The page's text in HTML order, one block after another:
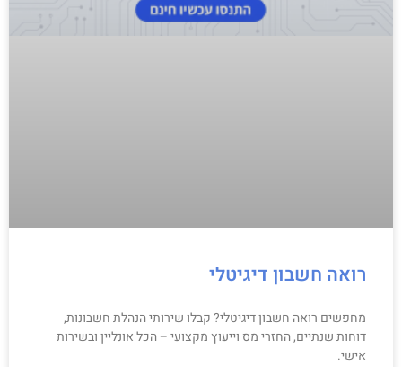
רואה חשבון דיגיטלי
מחפשים רואה חשבון דיגיטלי? קבלו שירותי הנהלת חשבונות,
דוחות שנתיים, החזרי מס וייעוץ מקצועי – הכל אונליין ובשירות
אישי.